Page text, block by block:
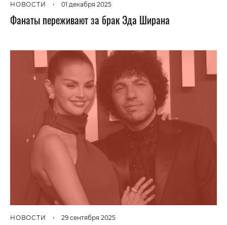
НОВОСТИ • 01 декабря 2025
Фанаты переживают за брак Эда Ширана
НОВОСТИ • 29 сентября 2025